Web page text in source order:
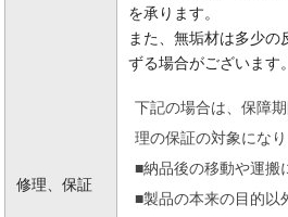
修理、保証
を承ります。
また、無垢材は多少の
ずる場合がございます
下記の場合は、保障
理の保証の対象になり
■納品後の移動や運搬
■製品の本来の目的以